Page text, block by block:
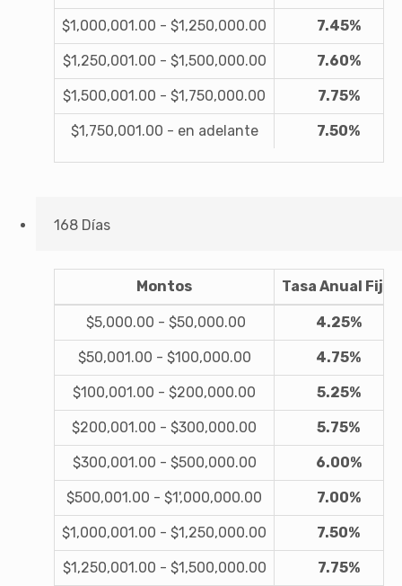
$1,000,001.00 - $1,250,000.00 7.45%
$1,250,001.00 - $1,500,000.00 7.60%
$1,500,001.00 - $1,750,000.00 7.75%
$1,750,001.00 - en adelante 7.50%
168 Días
Montos Tasa Anual Fija
$5,000.00 - $50,000.00 4.25%
$50,001.00 - $100,000.00 4.75%
$100,001.00 - $200,000.00 5.25%
$200,001.00 - $300,000.00 5.75%
$300,001.00 - $500,000.00 6.00%
$500,001.00 - $1',000,000.00 7.00%
$1,000,001.00 - $1,250,000.00 7.50%
$1,250,001.00 - $1,500,000.00 7.75%